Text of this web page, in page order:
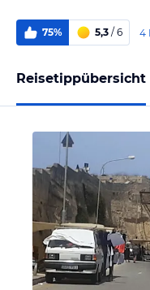
75% 5,3 / 6 4
Reisetippübersicht